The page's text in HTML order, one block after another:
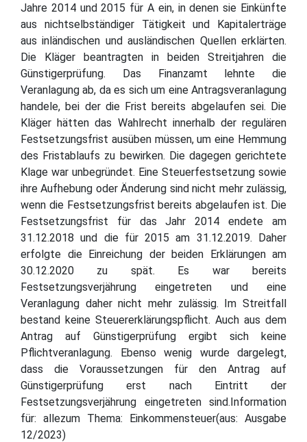
Jahre 2014 und 2015 für A ein, in denen sie Einkünfte
aus nichtselbständiger Tätigkeit und Kapitalerträge
aus inländischen und ausländischen Quellen erklärten.
Die Kläger beantragten in beiden Streitjahren die
Günstigerprüfung. Das Finanzamt lehnte die
Veranlagung ab, da es sich um eine Antragsveranlagung
handele, bei der die Frist bereits abgelaufen sei. Die
Kläger hätten das Wahlrecht innerhalb der regulären
Festsetzungsfrist ausüben müssen, um eine Hemmung
des Fristablaufs zu bewirken. Die dagegen gerichtete
Klage war unbegründet. Eine Steuerfestsetzung sowie
ihre Aufhebung oder Änderung sind nicht mehr zulässig,
wenn die Festsetzungsfrist bereits abgelaufen ist. Die
Festsetzungsfrist für das Jahr 2014 endete am
31.12.2018 und die für 2015 am 31.12.2019. Daher
erfolgte die Einreichung der beiden Erklärungen am
30.12.2020 zu spät. Es war bereits
Festsetzungsverjährung eingetreten und eine
Veranlagung daher nicht mehr zulässig. Im Streitfall
bestand keine Steuererklärungspflicht. Auch aus dem
Antrag auf Günstigerprüfung ergibt sich keine
Pflichtveranlagung. Ebenso wenig wurde dargelegt,
dass die Voraussetzungen für den Antrag auf
Günstigerprüfung erst nach Eintritt der
Festsetzungsverjährung eingetreten sind.Information
für: allezum Thema: Einkommensteuer(aus: Ausgabe
12/2023)